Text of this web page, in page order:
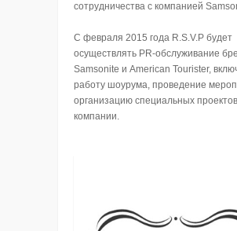
сотрудничества с компанией
С февраля 2015 года R.S.V.P будет
осуществлять PR-обслуживание
Samsonite и American Tourister,
работу шоурума, проведение
организацию специальных
компании.